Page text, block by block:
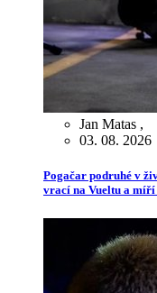
Jan Matas ,
03. 08. 2026
Pogačar podruhé v
vrací na Vueltu a míří